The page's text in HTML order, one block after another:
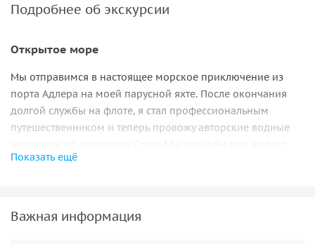
Подробнее об экскурсии
Открытое море
Мы отправимся в настоящее морское приключение из
порта Адлера на моей парусной яхте. После окончания
долгой службы на флоте, я стал профессиональным
путешественником и теперь провожу авторские водные
ветра и плеск волны на встречу с удивительной природой
Парки, арены и горы
Показать ещё
Важная информация